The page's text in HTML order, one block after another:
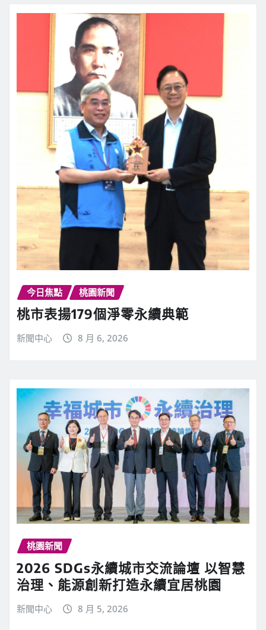
今日焦點 桃園新聞
桃市表揚179個淨零永續典範
新聞中心 8 月 6, 2026
桃園新聞
2026 SDGs永續城市交流論壇 以智慧
治理、能源創新打造永續宜居桃園
新聞中心 8 月 5, 2026